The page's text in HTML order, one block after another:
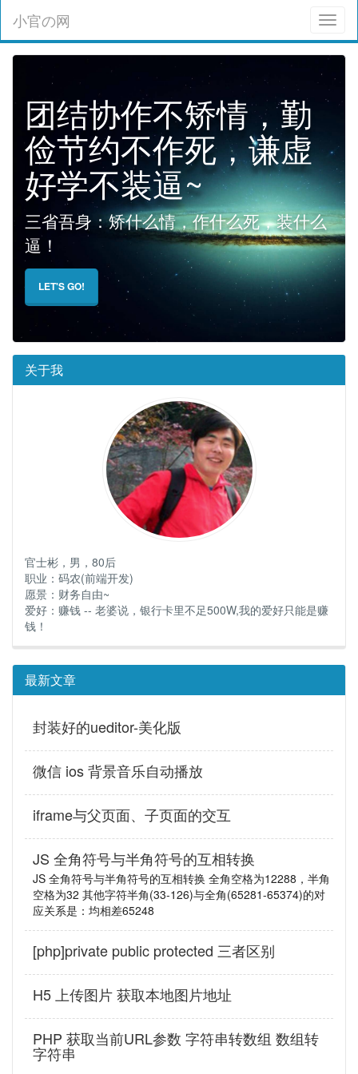
小官の网
团结协作不矫情，勤
俭节约不作死，谦虚
好学不装逼~
三省吾身：矫什么情，作什么死，装什么
逼！
LET'S GO!
关于我
官士彬，男，80后
职业：码农(前端开发)
愿景：财务自由~
爱好：赚钱 -- 老婆说，银行卡里不足500W,我的爱好只能是赚
钱！
最新文章
封装好的ueditor-美化版
微信 ios 背景音乐自动播放
iframe与父页面、子页面的交互
JS 全角符号与半角符号的互相转换
JS 全角符号与半角符号的互相转换 全角空格为12288，半角
空格为32 其他字符半角(33-126)与全角(65281-65374)的对
应关系是：均相差65248
[php]private public protected 三者区别
H5 上传图片 获取本地图片地址
PHP 获取当前URL参数 字符串转数组 数组转
字符串